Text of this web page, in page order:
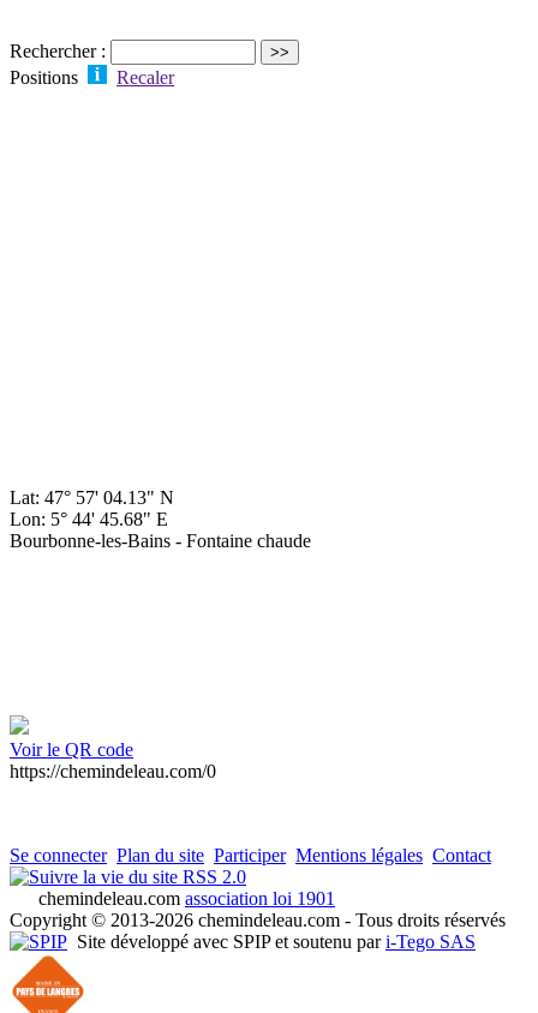
Rechercher :
Positions
Recaler
Lat: 47° 57' 04.13" N
Lon: 5° 44' 45.68" E
Bourbonne-les-Bains - Fontaine chaude
Voir le QR code
https://chemindeleau.com/0
Se connecter Plan du site Participer Mentions légales Contact
RSS 2.0
chemindeleau.com association loi 1901
Copyright © 2013-2026 chemindeleau.com - Tous droits réservés
Site développé avec SPIP et soutenu pari-Tego SAS